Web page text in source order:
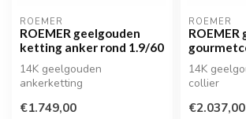
ROEMER
ROEMER geelgouden
ketting anker rond 1.9/60
14K geelgouden
ankerketting
€1.749,00
ROEMER
ROEMER
14K
collier
€2.037,00